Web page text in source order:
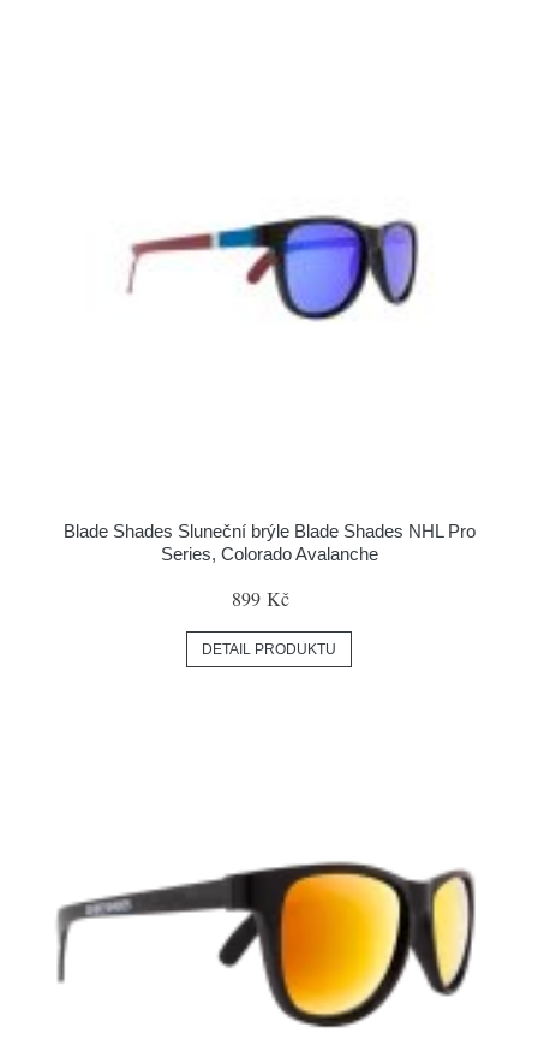
Blade Shades Sluneční brýle Blade Shades NHL Pro
Series, Colorado Avalanche
899 Kč
DETAIL PRODUKTU